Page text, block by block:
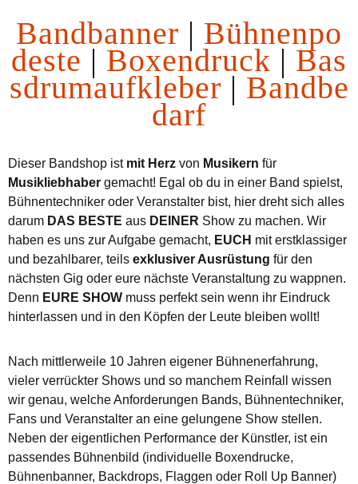
Bandbanner | Bühnenpo
deste | Boxendruck | Bas
sdrumaufkleber | Bandbe
darf
Dieser Bandshop ist mit Herz von Musikern für
Musikliebhaber gemacht! Egal ob du in einer Band spielst,
Bühnentechniker oder Veranstalter bist, hier dreht sich alles
darum DAS BESTE aus DEINER Show zu machen. Wir
haben es uns zur Aufgabe gemacht, EUCH mit erstklassiger
und bezahlbarer, teils exklusiver Ausrüstung für den
nächsten Gig oder eure nächste Veranstaltung zu wappnen.
Denn EURE SHOW muss perfekt sein wenn ihr Eindruck
hinterlassen und in den Köpfen der Leute bleiben wollt!
Nach mittlerweile 10 Jahren eigener Bühnenerfahrung,
vieler verrückter Shows und so manchem Reinfall wissen
wir genau, welche Anforderungen Bands, Bühnentechniker,
Fans und Veranstalter an eine gelungene Show stellen.
Neben der eigentlichen Performance der Künstler, ist ein
passendes Bühnenbild (individuelle Boxendrucke,
Bühnenbanner, Backdrops, Flaggen oder Roll Up Banner)